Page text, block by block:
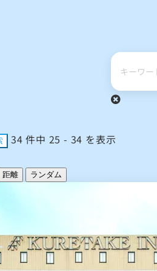
34 件中 25 - 34 を表示
距離 ランダム